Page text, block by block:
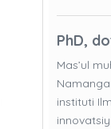
PhD,
Mas’ul
instituti